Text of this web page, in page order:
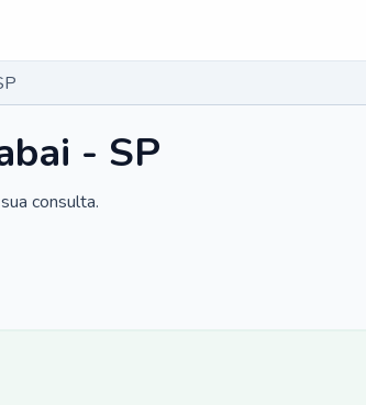
- SP
consulta.